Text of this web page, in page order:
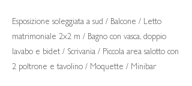
Esposizione soleggiata a sud / Balcone / Letto
matrimoniale 2x2 m / Bagno con vasca, doppio
lavabo e bidet / Scrivania / Piccola area salotto con
2 poltrone e tavolino / Moquette / Minibar